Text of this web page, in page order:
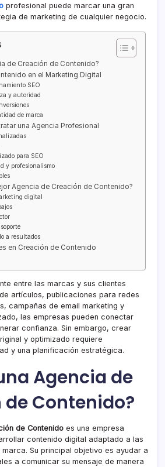
profesional puede marcar una gran
de marketing de cualquier negocio.
de Creación de Contenido?
en el Marketing Digital
SEO
y autoridad
de marca
una Agencia Profesional
para SEO
y profesionalismo
Agencia de Creación de Contenido?
digital
a resultados
en Creación de Contenido
entre las marcas y sus clientes
artículos, publicaciones para redes
campañas de email marketing y
las empresas pueden conectar
confianza. Sin embargo, crear
y optimizado requiere
y una planificación estratégica.
Agencia de
Contenido?
de Contenido es una empresa
contenido digital adaptado a las
Su principal objetivo es ayudar a
a comunicar su mensaje de manera